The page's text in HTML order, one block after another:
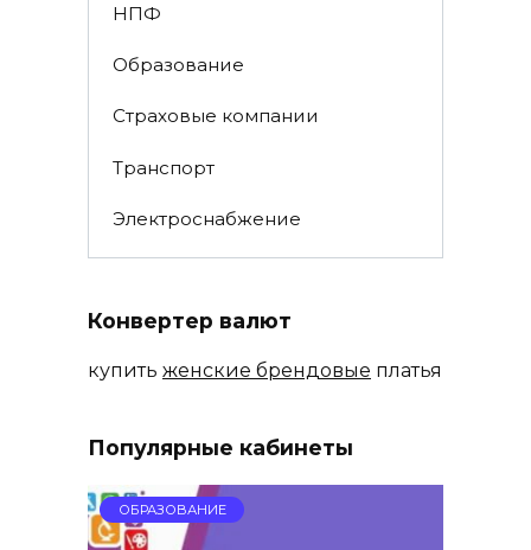
НПФ
Образование
Страховые компании
Транспорт
Электроснабжение
Конвертер валют
купить женские брендовые платья
Популярные кабинеты
ОБРАЗОВАНИЕ